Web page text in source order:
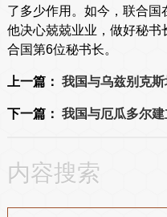
了多少作用。如今，联合国
他决心兢兢业业，做好秘书
合国第6位秘书长。
上一篇： 我国与乌兹别克
下一篇： 我国与厄瓜多尔
内容搜索